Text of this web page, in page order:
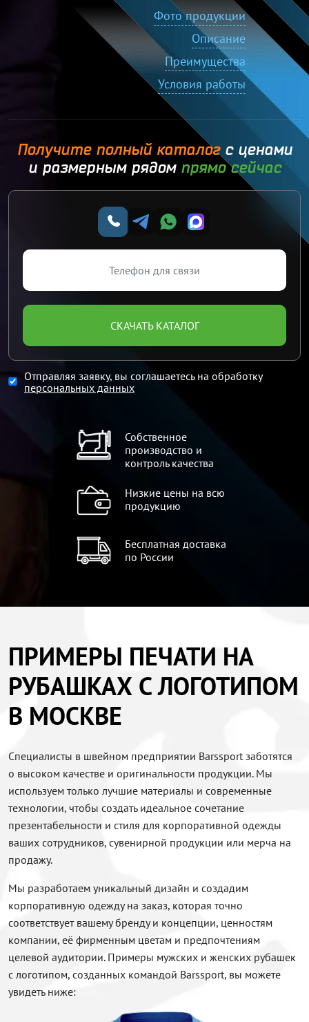
Фото продукции
Описание
Преимущества
Условия работы
Получите полный каталогс ценами
и размерным рядом прямо сейчас
СКАЧАТЬ КАТАЛОГ
Отправляя заявку, вы соглашаетесь на обработку
персональных данных
Собственное
производство и
контроль качества
Низкие цены на всю
продукцию
Бесплатная доставка
по России
ПРИМЕРЫ ПЕЧАТИ НА
РУБАШКАХ С ЛОГОТИПОМ
В МОСКВЕ
Специалисты в швейном предприятии Barssport заботятся
о высоком качестве и оригинальности продукции. Мы
используем только лучшие материалы и современные
технологии, чтобы создать идеальное сочетание
презентабельности и стиля для корпоративной одежды
ваших сотрудников, сувенирной продукции или мерча на
продажу.
Мы разработаем уникальный дизайн и создадим
корпоративную одежду на заказ, которая точно
соответствует вашему бренду и концепции, ценностям
компании, её фирменным цветам и предпочтениям
целевой аудитории. Примеры мужских и женских рубашек
с логотипом, созданных командой Barssport, вы можете
увидеть ниже: